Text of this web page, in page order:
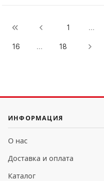
1 …
16 … 18
ИНФОРМАЦИЯ
О нас
Доставка и оплата
Каталог